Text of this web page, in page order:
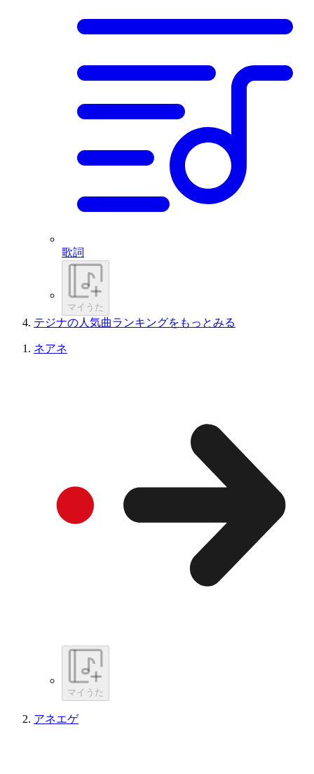
歌詞
マイうた
テジナの人気曲ランキングをもっとみる
ネアネ
マイうた
アネエゲ